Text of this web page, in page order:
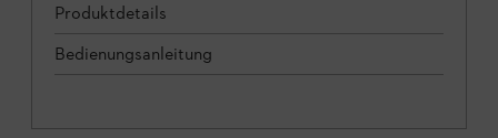
Produktdetails
Bedienungsanleitung